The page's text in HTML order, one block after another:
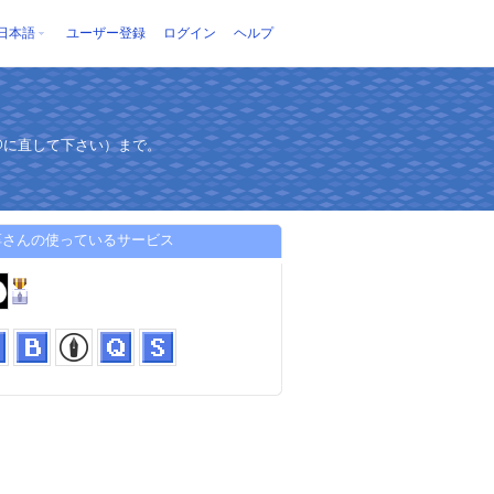
本語 ユーザー登録 ログイン ヘルプ
直して下さい）まで。
んの使っているサービス